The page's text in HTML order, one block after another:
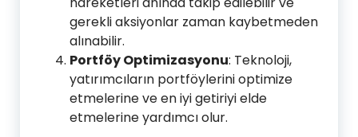
gerekli aksiyonlar zaman kaybetmeden
alınabilir.
Portföy Optimizasyonu: Teknoloji,
yatırımcıların portföylerini optimize
etmelerine ve en iyi getiriyi elde
etmelerine yardımcı olur.